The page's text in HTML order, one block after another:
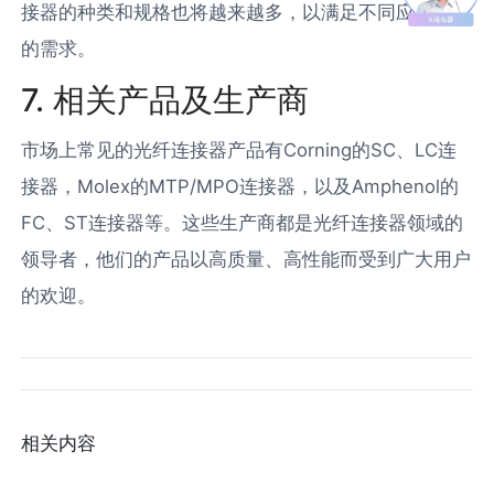
接器的种类和规格也将越来越多，以满足不同应用场景
的需求。
7. 相关产品及生产商
市场上常见的光纤连接器产品有Corning的SC、LC连
接器，Molex的MTP/MPO连接器，以及Amphenol的
FC、ST连接器等。这些生产商都是光纤连接器领域的
领导者，他们的产品以高质量、高性能而受到广大用户
的欢迎。
相关内容